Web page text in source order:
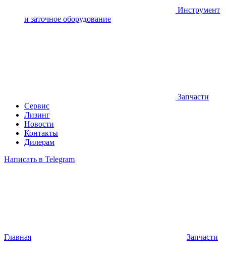
Инструмент
и заточное оборудование
Запчасти
Сервис
Лизинг
Новости
Контакты
Дилерам
Написать в Telegram
Главная Запчасти